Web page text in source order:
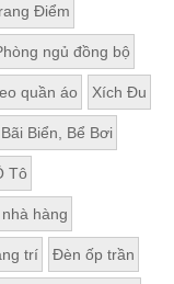
Điểm
ngủ đồng bộ
quần áo Xích Đu
Biển, Bể Bơi
Tô
hàng
trí Đèn ốp trần